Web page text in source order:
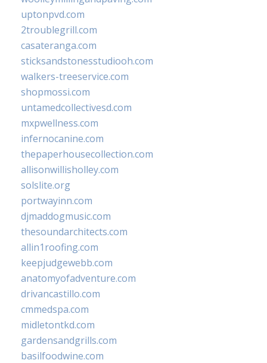
uptonpvd.com
2troublegrill.com
casateranga.com
sticksandstonesstudiooh.com
walkers-treeservice.com
shopmossi.com
untamedcollectivesd.com
mxpwellness.com
infernocanine.com
thepaperhousecollection.com
allisonwillisholley.com
solslite.org
portwayinn.com
djmaddogmusic.com
thesoundarchitects.com
allin1roofing.com
keepjudgewebb.com
anatomyofadventure.com
drivancastillo.com
cmmedspa.com
midletontkd.com
gardensandgrills.com
basilfoodwine.com